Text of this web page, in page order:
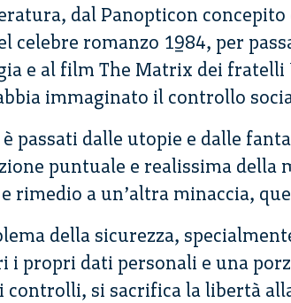
dal Panopticon
celebre romanzo 1984, per
e al film The Matrix dei fratelli
immaginato il controllo
è passati dalle utopie e dalle
puntuale e realissima della
rimedio a un’altra minaccia,
della sicurezza,
i propri dati personali e una
controlli, si sacrifica la libertà